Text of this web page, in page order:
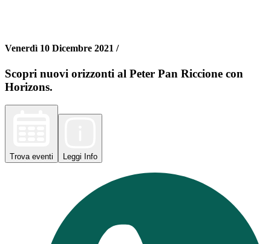
Venerdì 10 Dicembre 2021 /
Scopri nuovi orizzonti al Peter Pan Riccione con
Horizons.
Trova eventi Leggi Info